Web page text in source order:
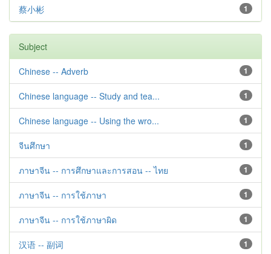
1
蔡小彬
Subject
1
Chinese -- Adverb
1
Chinese language -- Study and tea...
1
Chinese language -- Using the wro...
1
จีนศึกษา
1
ภาษาจีน -- การศึกษาและการสอน -- ไทย
1
ภาษาจีน -- การใช้ภาษา
1
ภาษาจีน -- การใช้ภาษาผิด
1
汉语 -- 副词